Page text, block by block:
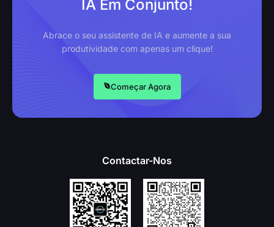
IA Em Conjunto!
Abrace o seu assistente de IA e aumente a sua
produtividade com apenas um clique!
Começar Agora
Contactar-Nos